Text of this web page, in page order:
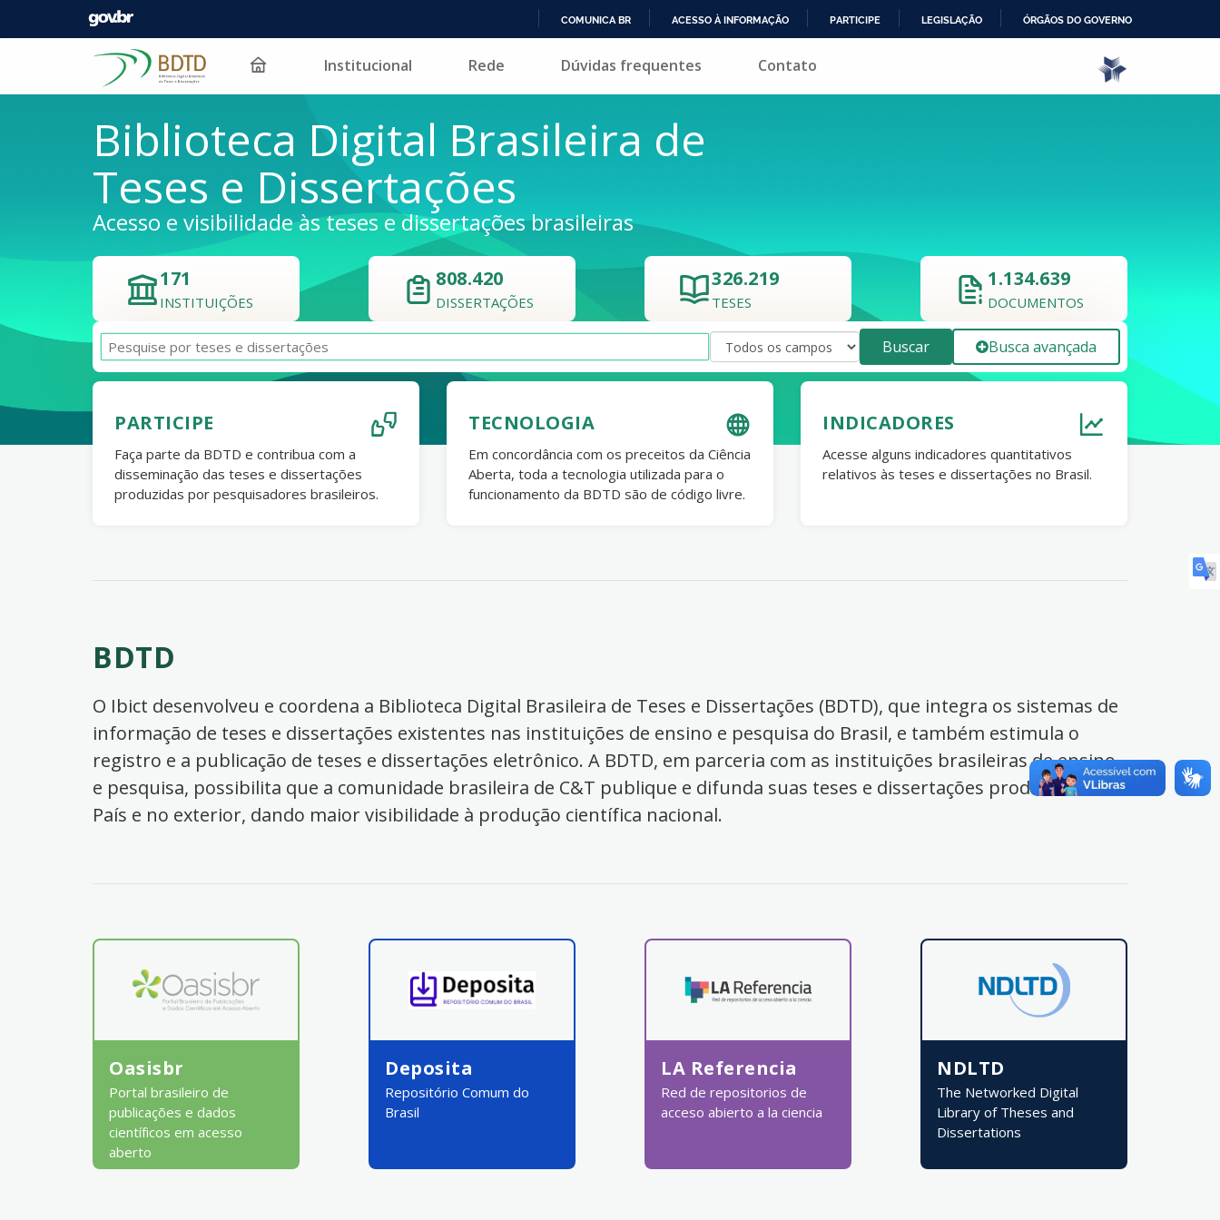
PARA
COMUNICA BR ACESSO À INFORMAÇÃO PARTICIPE LEGISLAÇÃO ÓRGÃOS DO GOVERNO
Pular para o conteúdo Institucional Rede Dúvidas frequentes Contato
Biblioteca Digital Brasileira de
Teses e Dissertações
Acesso e visibilidade às teses e dissertações brasileiras
171
INSTITUIÇÕES
808.420
DISSERTAÇÕES
326.219
TESES
1.134.639
DOCUMENTOS
Buscar Busca avançada
PARTICIPE
Faça parte da BDTD e contribua com a
disseminação das teses e dissertações
produzidas por pesquisadores brasileiros.
TECNOLOGIA
Em concordância com os preceitos da Ciência
Aberta, toda a tecnologia utilizada para o
funcionamento da BDTD são de código livre.
INDICADORES
Acesse alguns indicadores quantitativos
relativos às teses e dissertações no Brasil.
BDTD
O Ibict desenvolveu e coordena a Biblioteca Digital Brasileira de Teses e Dissertações (BDTD), que integra os sistemas de
informação de teses e dissertações existentes nas instituições de ensino e pesquisa do Brasil, e também estimula o
registro e a publicação de teses e dissertações eletrônico. A BDTD, em parceria com as instituições brasileiras de ensino
e pesquisa, possibilita que a comunidade brasileira de C&T publique e difunda suas teses e dissertações produzidas no
País e no exterior, dando maior visibilidade à produção científica nacional.
Oasisbr
Portal brasileiro de
publicações e dados
científicos em acesso
aberto
Deposita
Repositório Comum do
Brasil
LA Referencia
Red de repositorios de
acceso abierto a la ciencia
NDLTD
The Networked Digital
Library of Theses and
Dissertations